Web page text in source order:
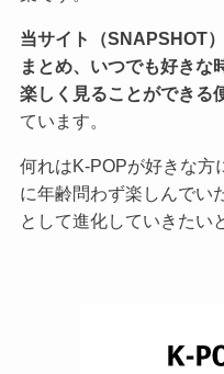
当サイト（SNAPSHOT
まとめ、いつでも好きな
楽しく見ることができる
ています。
何れはK-POPが好きな方
に年齢問わず楽しんでい
として進化していきたい